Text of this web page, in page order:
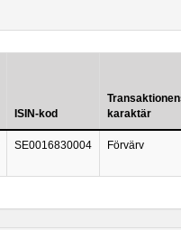
ISIN-kod
karaktär
SE0016830004 Förvärv